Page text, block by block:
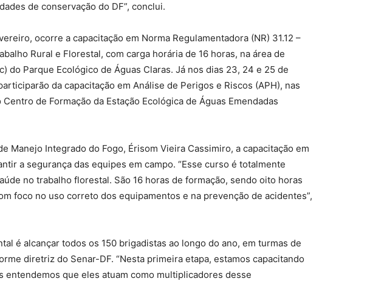
de conservação do DF”, conclui.
ocorre a capacitação em Norma Regulamentadora (NR) 31.12 –
Rural e Florestal, com carga horária de 16 horas, na área de
do Parque Ecológico de Águas Claras. Já nos dias 23, 24 e 25 de
da capacitação em Análise de Perigos e Riscos (APH), nas
de Formação da Estação Ecológica de Águas Emendadas
Manejo Integrado do Fogo, Érisom Vieira Cassimiro, a capacitação em
a segurança das equipes em campo. “Esse curso é totalmente
no trabalho florestal. São 16 horas de formação, sendo oito horas
foco no uso correto dos equipamentos e na prevenção de acidentes”,
é alcançar todos os 150 brigadistas ao longo do ano, em turmas de
diretriz do Senar-DF. “Nesta primeira etapa, estamos capacitando
entendemos que eles atuam como multiplicadores desse